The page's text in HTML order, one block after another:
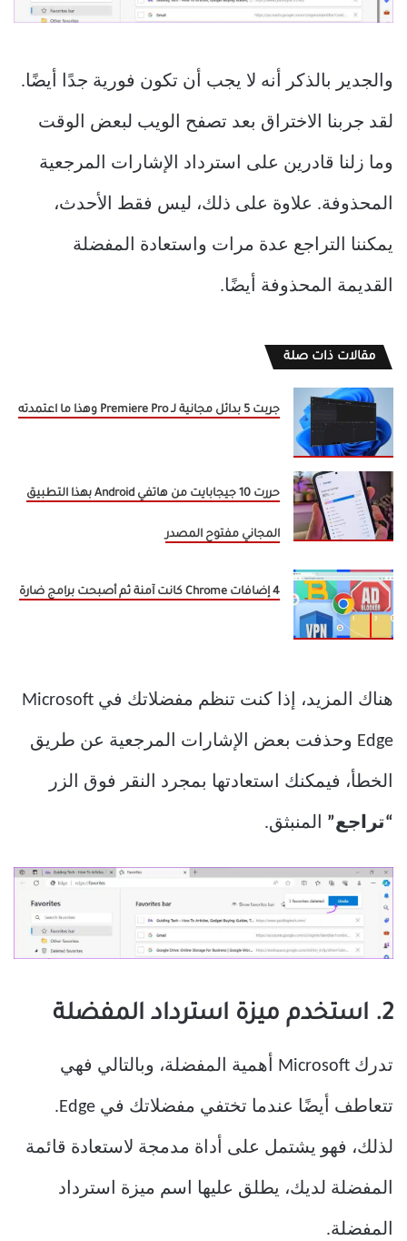
والجدير بالذكر أنه لا يجب أن تكون فورية جدًا أيضًا.
لقد جربنا الاختراق بعد تصفح الويب لبعض الوقت
وما زلنا قادرين على استرداد الإشارات المرجعية
المحذوفة. علاوة على ذلك، ليس فقط الأحدث،
يمكننا التراجع عدة مرات واستعادة المفضلة
القديمة المحذوفة أيضًا.
مقالات ذات صلة
جربت 5 بدائل مجانية لـ Premiere Pro وهذا ما اعتمدته
حررت 10 جيجابايت من هاتفي Android بهذا التطبيق
المجاني مفتوح المصدر
4 إضافات Chrome كانت آمنة ثم أصبحت برامج ضارة
هناك المزيد، إذا كنت تنظم مفضلاتك في Microsoft
Edge وحذفت بعض الإشارات المرجعية عن طريق
الخطأ، فيمكنك استعادتها بمجرد النقر فوق الزر
“تراجع” المنبثق.
2. استخدم ميزة استرداد المفضلة
تدرك Microsoft أهمية المفضلة، وبالتالي فهي
تتعاطف أيضًا عندما تختفي مفضلاتك في Edge.
لذلك، فهو يشتمل على أداة مدمجة لاستعادة قائمة
المفضلة لديك، يطلق عليها اسم ميزة استرداد
المفضلة.